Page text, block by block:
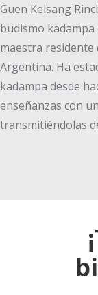
Guen Kelsang
budismo
maestra residente
Argentina. Ha
kadampa desde
enseñanzas con
transmitiéndolas